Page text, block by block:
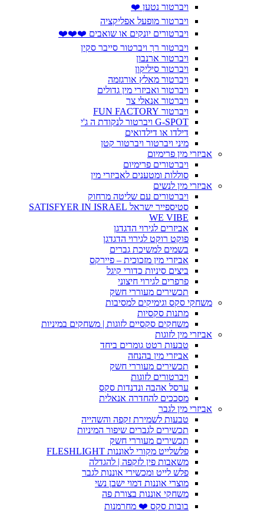
ויברטור נטען ❤️
ויברטור מופעל אפליקציה
ויברטורים יונקים או שואבים ❤️❤️❤️
ויברטור רך ויברטור סייבר סקין
ויברטור ארנבון
ויברטור סיליקון
ויברטור מאלץ אורגזמה
ויברטור ואביזרי מין גדולים
ויברטור אנאלי צר
ויברטור FUN FACTORY
G-SPOT ויברטור לנקודת ה ג'י
דילדו או דילדואים
מיני ויברטור ויברטור קטן
אביזרי מין פרימיום
ויברטורים פרימיום
סוללות ומטענים לאביזרי מין
אביזרי מין לנשים
ויברטורים עם שליטה מרחוק
סטיספייר ישראל SATISFYER IN ISRAEL
WE VIBE
אביזרים לגירוי הדגדגן
פוקט רוקט לגירוי הדגדגן
בשמים למשיכת גברים
אביזרי מין מזכוכית – פיירקס
ביצים סיניות כדורי קיגל
פרפרים לגירוי חיצוני
תכשירים מעוררי חשק
משחקי סקס וגימיקים למסיבות
מתנות סקסיות
משחקים סקסיים לזוגות | משחקים במיניות
אביזרי מין לזוגות
טבעות רטט גומרים ביחד
אביזרי מין בהנחה
תכשירים מעוררי חשק
ויברטורים לזוגות
ערסל אהבה ונדנדות סקס
מסככים להחדרה אנאלית
אביזרי מין לגבר
טבעות לשמירת זקפה והשהייה
תכשירים לגברים שיפור המיניות
תכשירים מעוררי חשק
פלשלייט מקורי לאוננות FLESHLIGHT
משאבות פין לזקפה | להגדלה
פלש לייט ומכשירי אוננות לגבר
מוצרי אוננות דמוי ישבן נשי
משחקי אוננות בצורת פה
בובות סקס ❤️ מחרמנות